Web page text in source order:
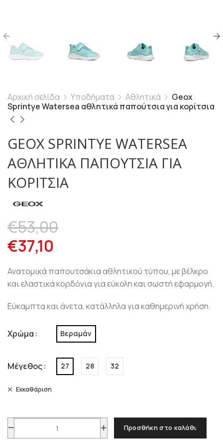
Αρχική σελίδα Υποδήματα Αθλητικά
Geox
Sprintye Watersea αθλητικά παπούτσια για κορίτσια
GEOX SPRINTYE WATERSEA
ΑΘΛΗΤΙΚΆ ΠΑΠΟΎΤΣΙΑ ΓΙΑ
ΚΟΡΊΤΣΙΑ
€53,00
€37,10
Ανατομικά παπουτσάκια αθλητικού τύπου, με βέλκρο
και ελαστικά κορδόνια για εύκολη και σωστή εφαρμογή.
Εύκαμπτα και άνετα, κατάλληλα για καθημερινή χρήση.
Χρώμα Βεραμάν
Μέγεθος 27 28 32
Εκκαθάριση
Προσθήκη στο καλάθι